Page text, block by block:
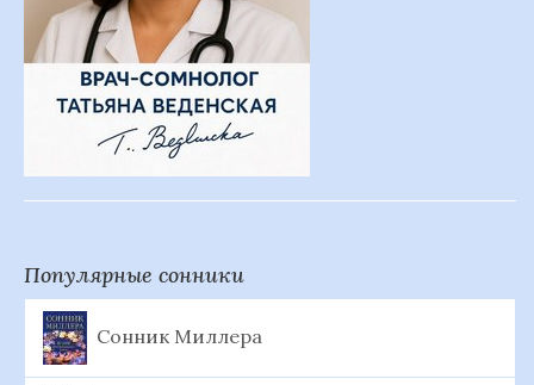
Популярные сонники
Сонник Миллера